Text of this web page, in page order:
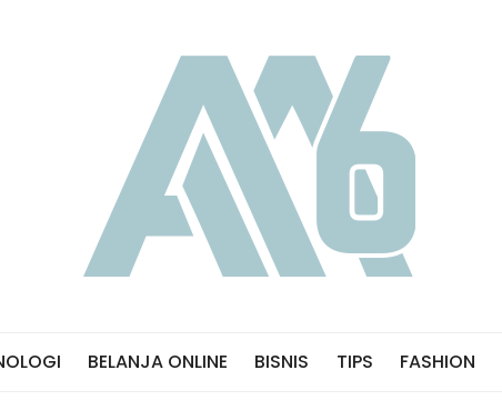
BELANJA ONLINE BISNIS TIPS FASHION